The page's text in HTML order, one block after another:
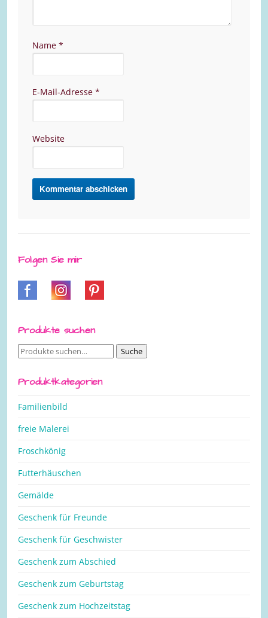
Name *
E-Mail-Adresse *
Website
Folgen Sie mir
Produkte suchen
Suche
Suche
Produktkategorien
Familienbild
freie Malerei
Froschkönig
Futterhäuschen
Gemälde
Geschenk für Freunde
Geschenk für Geschwister
Geschenk zum Abschied
Geschenk zum Geburtstag
Geschenk zum Hochzeitstag